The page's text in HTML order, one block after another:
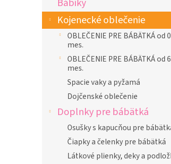
Kojenecké oblečenie
OBLEČENIE PRE BÁBÄTKÁ od
mes.
OBLEČENIE PRE BÁBÄTKÁ od
mes.
Spacie vaky a pyžamá
Dojčenské oblečenie
Doplnky pre bábätká
Osušky s kapucňou pre
Čiapky a čelenky pre bábätká
Látkové plienky, deky a